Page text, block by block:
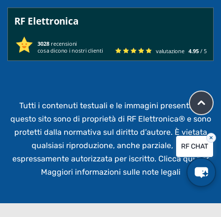
RF Elettronica
3028 recensioni
cosa dicono i nostri clienti
valutazione 4.95 / 5
Tutti i contenuti testuali e le immagini presenti su
questo sito sono di proprietà di RF Elettronica® e sono
protetti dalla normativa sul diritto d’autore. È vietata
qualsiasi riproduzione, anche parziale,
non
espressamente autorizzata per iscritto. Clicca qui per
Maggiori informazioni sulle note legali
RF CHAT
×